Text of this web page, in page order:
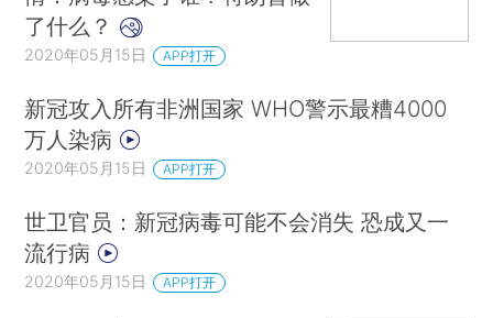
了什么？
2020年05月15日 APP打开
新冠攻入所有非洲国家 WHO警示最糟4000
万人染病
2020年05月15日 APP打开
世卫官员：新冠病毒可能不会消失 恐成又一
流行病
2020年05月15日 APP打开